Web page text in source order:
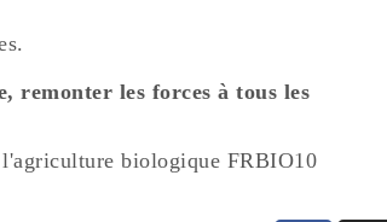
remonter les forces à tous les
biologique FRBIO10